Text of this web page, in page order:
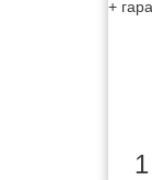
1